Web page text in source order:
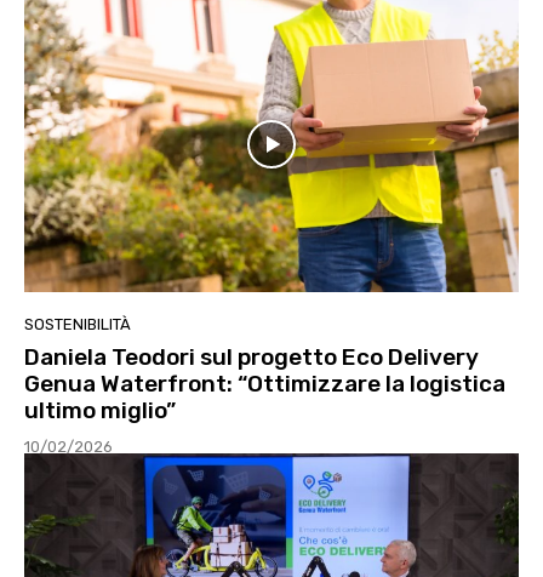
SOSTENIBILITÀ
Daniela Teodori sul progetto Eco Delivery
Genua Waterfront: “Ottimizzare la logistica
ultimo miglio”
10/02/2026